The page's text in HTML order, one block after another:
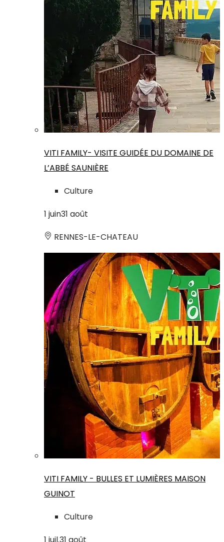
VITI FAMILY- VISITE GUIDÉE DU DOMAINE DE
L’ABBÉ SAUNIÈRE
Culture
1 juin31 août
RENNES-LE-CHATEAU
VITI FAMILY - BULLES ET LUMIÈRES MAISON
GUINOT
Culture